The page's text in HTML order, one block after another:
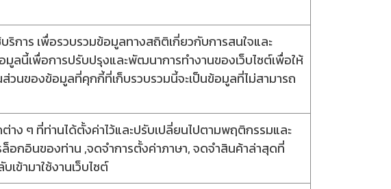
ริการ เพื่อรวบรวมข้อมูลทางสถิติเกี่ยวกับการสนใจและ
ลนี้เพื่อการปรับปรุงและพัฒนาการทำงานของเว็บไซต์เพื่อให้
วนของข้อมูลที่คุกกี้ที่เก็บรวบรวมนี้จะเป็นข้อมูลที่ไม่สามารถ
าง ๆ ที่ท่านได้ตั้งค่าไว้และปรับเปลี่ยนไปตามพฤติกรรมและ
ล็อกอินของท่าน ,จดจำการตั้งค่าภาษา, จดจำสินค้าล่าสุดที่
ข้ามาใช้งานเว็บไซต์